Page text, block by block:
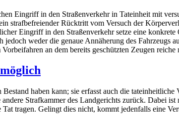
Eingriff in den Straßenverkehr in Tateinheit mit
strafbefreiender Rücktritt vom Versuch der
Eingriff in den Straßenverkehr setze eine
weder die genaue Annäherung des Fahrzeugs
an dem bereits geschützten Zeugen
haben kann; sie erfasst auch die
Strafkammer des Landgerichts zurück. Dabei ist
tragen. Gelingt dies nicht, kommt jedenfalls eine